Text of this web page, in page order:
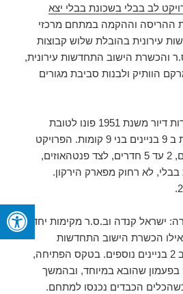
לב בבלי בשכונת בבלי יצא
ההריסה וההקמה במתחם מרכזי
עירונית בהובלת שלוש קבוצות
והכשרת הישוב התחדשות עירונית,
הוותיק ולבנות סביבת מגורים
על פי הפרטים, 123 יחידות דיור משנת 1951 פונו לטובת
הקמת 300 דירות חדשות ב 9 בניינים בני 9 קומות. הפרויקט
מתוכנן לכלול מגוון גדלים, 2 עד 5 חדרים, לצד פנטהאוזים,
לא רחוק מפארק הירקון.
ישראל קנדה וב.ס.ר מקימות יחד
בניינים, ואילו הכשרת הישוב התחדשות
עירונית תקים 56 דירות ב 2 בניינים נוספים. בטקס הפתיחה,
בפעמון שהובא במיוחד, ובהמשך
הכבדים נכנסו למתחם.